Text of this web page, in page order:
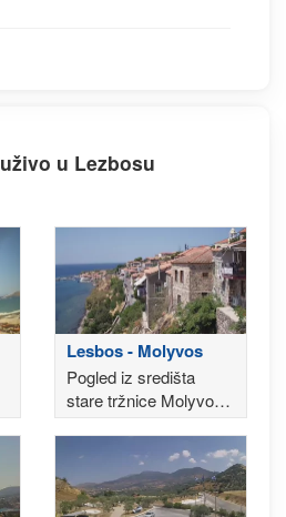
u Lezbosu
Lesbos - Molyvos
Pogled iz središta
stare tržnice Molyvos
s lukom u pozadini